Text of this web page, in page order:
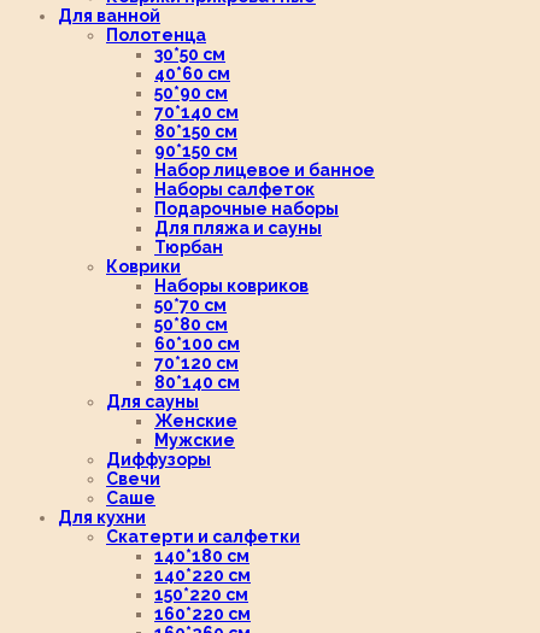
Для ванной
Полотенца
30*50 см
40*60 см
50*90 см
70*140 см
80*150 см
90*150 см
Набор лицевое и банное
Наборы салфеток
Подарочные наборы
Для пляжа и сауны
Тюрбан
Коврики
Наборы ковриков
50*70 см
50*80 см
60*100 см
70*120 см
80*140 см
Для сауны
Женские
Мужские
Диффузоры
Свечи
Саше
Для кухни
Скатерти и салфетки
140*180 см
140*220 см
150*220 см
160*220 см